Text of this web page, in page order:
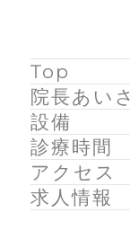
Top
院長あい
設備
診療時間
アクセス
求人情報